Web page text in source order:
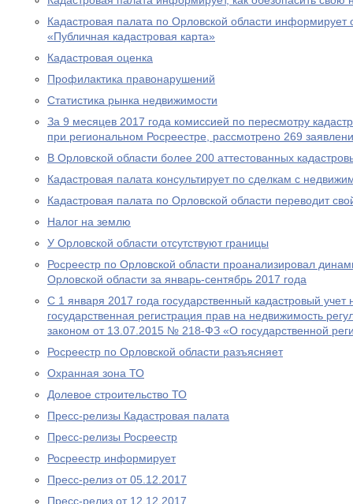
Кадастровая палата по Орловской области информирует
«Публичная кадастровая карта»
Кадастровая оценка
Профилактика правонарушений
Статистика рынка недвижимости
За 9 месяцев 2017 года комиссией по пересмотру
при региональном Росреестре, рассмотрено 269
В Орловской области более 200 аттестованных
Кадастровая палата консультирует по сделкам с
Кадастровая палата по Орловской области переводит
Налог на землю
У Орловской области отсутствуют границы
Росреестр по Орловской области проанализировал
Орловской области за январь-сентябрь 2017 года
С 1 января 2017 года государственный кадастровый учет
государственная регистрация прав на недвижимость
законом от 13.07.2015 № 218-ФЗ «О государственной
Росреестр по Орловской области разъясняет
Охранная зона ТО
Долевое строительство ТО
Пресс-релизы Кадастровая палата
Пресс-релизы Росреестр
Росреестр информирует
Пресс-релиз от 05.12.2017
Пресс-релиз от 12.12.2017